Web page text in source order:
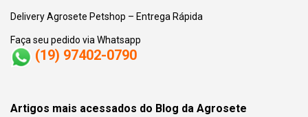
Delivery Agrosete Petshop – Entrega Rápida
Faça seu pedido via Whatsapp
(19) 97402-0790
Artigos mais acessados do Blog da Agrosete